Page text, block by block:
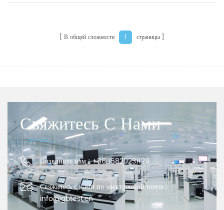
В общей сложности 1 страницы
Свяжитесь С Нами
Позвоните нам :+86 15820231129
Свяжитесь с нами по электронной почте :
info@gbtest.cn